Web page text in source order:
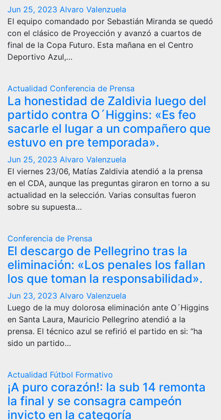
Jun 25, 2023 Alvaro Valenzuela
El equipo comandado por Sebastián Miranda se quedó
con el clásico de Proyección y avanzó a cuartos de
final de la Copa Futuro. Esta mañana en el Centro
Deportivo Azul,…
Actualidad Conferencia de Prensa
La honestidad de Zaldivia luego del
partido contra O´Higgins: «Es feo
sacarle el lugar a un compañero que
estuvo en pre temporada».
Jun 25, 2023 Alvaro Valenzuela
El viernes 23/06, Matías Zaldivia atendió a la prensa
en el CDA, aunque las preguntas giraron en torno a su
actualidad en la selección. Varias consultas fueron
sobre su supuesta…
Conferencia de Prensa
El descargo de Pellegrino tras la
eliminación: «Los penales los fallan
los que toman la responsabilidad».
Jun 23, 2023 Alvaro Valenzuela
Luego de la muy dolorosa eliminación ante O´Higgins
en Santa Laura, Mauricio Pellegrino atendió a la
prensa. El técnico azul se refirió el partido en si: “ha
sido un partido…
Actualidad Fútbol Formativo
¡A puro corazón!: la sub 14 remonta
la final y se consagra campeón
invicto en la categoría